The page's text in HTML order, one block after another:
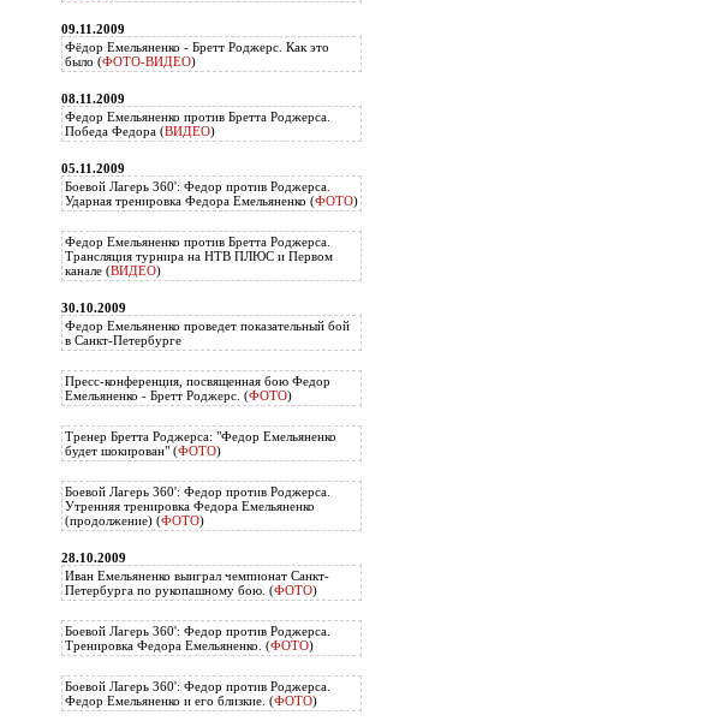
09.11.2009
Фёдор Емельяненко - Бретт Роджерс. Как это
было (ФОТО-ВИДЕО)
08.11.2009
Федор Емельяненко против Бретта Роджерса.
Победа Федора (ВИДЕО)
05.11.2009
Боевой Лагерь 360': Федор против Роджерса.
Ударная тренировка Федора Емельяненко (ФОТО)
Федор Емельяненко против Бретта Роджерса.
Трансляция турнира на НТВ ПЛЮС и Первом
канале (ВИДЕО)
30.10.2009
Федор Емельяненко проведет показательный бой
в Санкт-Петербурге
Пресс-конференция, посвященная бою Федор
Емельяненко - Бретт Роджерс. (ФОТО)
Тренер Бретта Роджерса: "Федор Емельяненко
будет шокирован" (ФОТО)
Боевой Лагерь 360': Федор против Роджерса.
Утренняя тренировка Федора Емельяненко
(продолжение) (ФОТО)
28.10.2009
Иван Емельяненко выиграл чемпионат Санкт-
Петербурга по рукопашному бою. (ФОТО)
Боевой Лагерь 360': Федор против Роджерса.
Тренировка Федора Емельяненко. (ФОТО)
Боевой Лагерь 360': Федор против Роджерса.
Федор Емельяненко и его близкие. (ФОТО)